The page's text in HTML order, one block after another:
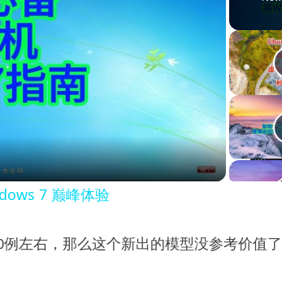
7 巅峰体验
左右，那么这个新出的模型没参考价值